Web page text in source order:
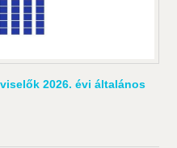
2026. évi általános